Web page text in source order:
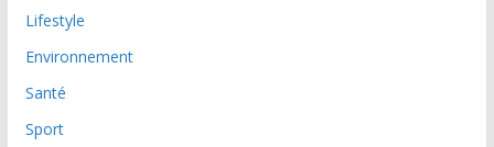
Lifestyle
Environnement
Santé
Sport